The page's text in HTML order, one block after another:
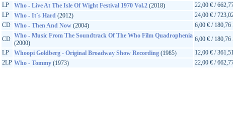
LP
Who - Live At The Isle Of Wight Festival 1970 Vol.2(2018)
22,00 € /
LP
Who - It`s Hard(2012)
24,00 € /
CD Who - Then And Now(2004)
6,00 € / 180,76
CD Who - Music From The Soundtrack Of The Who Film Quadrophenia
(2000)
6,00 € / 180,76
LP
Whoopi Goldberg - Original Broadway Show Recording(1985)
12,00 € /
2LP Who - Tommy(1973) 22,00 € /